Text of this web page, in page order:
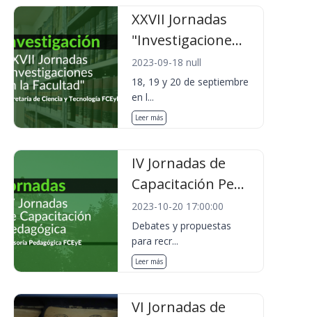
XXVII Jornadas
"Investigacione...
2023-09-18 null
18, 19 y 20 de septiembre
en l...
Leer más
IV Jornadas de
Capacitación Pe...
2023-10-20 17:00:00
Debates y propuestas
para recr...
Leer más
VI Jornadas de